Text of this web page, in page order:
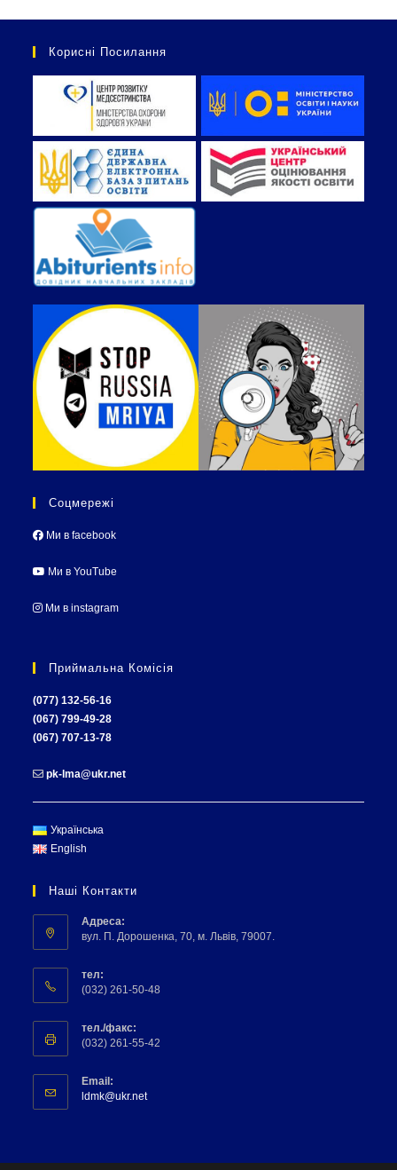
Корисні Посилання
Соцмережі
Ми в facebook
Ми в YouTube
Ми в instagram
Приймальна Комісія
(077) 132-56-16
(067) 799-49-28
(067) 707-13-78
pk-lma@ukr.net
Українська
English
Наші Контакти
Адреса:
вул. П. Дорошенка, 70, м. Львів, 79007.
тел:
(032) 261-50-48
тел./факс:
(032) 261-55-42
Email:
ldmk@ukr.net